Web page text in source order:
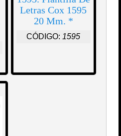
Letras Cox 1595
20 Mm. *
CÓDIGO: 1595